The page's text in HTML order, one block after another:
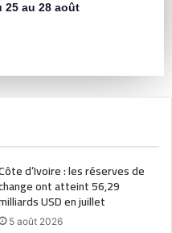
25 au 28 août
d’Ivoire : les réserves de
ont atteint 56,29
USD en juillet
5 août 2026